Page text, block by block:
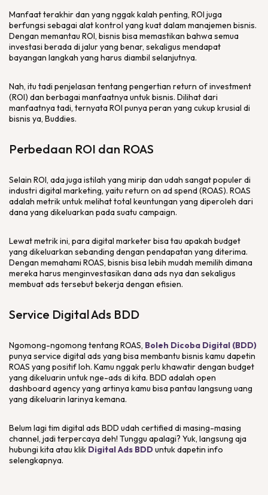
Manfaat terakhir dan yang nggak kalah penting, ROI juga
berfungsi sebagai alat kontrol yang kuat dalam manajemen bisnis.
Dengan memantau ROI, bisnis bisa memastikan bahwa semua
investasi berada di jalur yang benar, sekaligus mendapat
bayangan langkah yang harus diambil selanjutnya.
Nah, itu tadi penjelasan tentang pengertian return of investment
(ROI) dan berbagai manfaatnya untuk bisnis. Dilihat dari
manfaatnya tadi, ternyata ROI punya peran yang cukup krusial di
bisnis ya, Buddies.
Perbedaan ROI dan ROAS
Selain ROI, ada juga istilah yang mirip dan udah sangat populer di
industri digital marketing, yaitu return on ad spend(ROAS). ROAS
adalah metrik untuk melihat total keuntungan yang diperoleh dari
dana yang dikeluarkan pada suatu campaign.
Lewat metrik ini, paradigital marketerbisa tau apakah budget
yang dikeluarkan sebanding dengan pendapatan yang diterima.
Dengan memahami ROAS, bisnis bisa lebih mudah memilih dimana
mereka harus menginvestasikan danaads nya dan sekaligus
membuatads tersebut bekerja dengan efisien.
Service Digital Ads BDD
Ngomong-ngomong tentang ROAS, Boleh Dicoba Digital (BDD)
punyaservice digital ads yang bisa membantu bisnis kamu dapetin
ROAS yang positif loh. Kamu nggak perlu khawatir dengan budget
yang dikeluarin untuk nge-ads di kita. BDD adalah open
dashboard agencyyang artinya kamu bisa pantau langsung uang
yang dikeluarin larinya kemana.
Belum lagi tim digital ads BDD udah certifieddi masing-masing
channel, jadi terpercaya deh! Tunggu apalagi? Yuk, langsung aja
hubungi kita atau klik Digital Ads BDDuntuk dapetin info
selengkapnya.